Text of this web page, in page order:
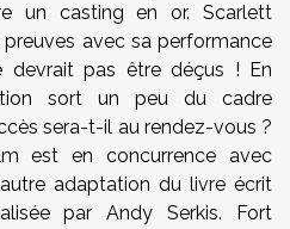
un casting en or. Scarlett
avec sa performance
devrait pas être déçus ! En
sort un peu du cadre
sera-t-il au rendez-vous ?
est en concurrence avec
adaptation du livre écrit
par Andy Serkis. Fort